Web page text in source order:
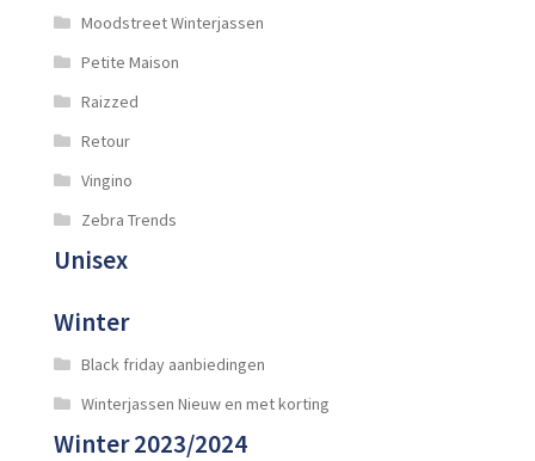
Moodstreet Winterjassen
Petite Maison
Raizzed
Retour
Vingino
Zebra Trends
Unisex
Winter
Black friday aanbiedingen
Winterjassen Nieuw en met korting
Winter 2023/2024